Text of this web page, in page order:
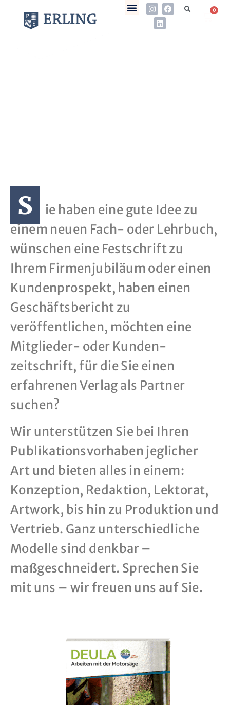
0
S
ie haben eine gute Idee zu
einem neuen Fach- oder Lehrbuch,
wünschen eine Festschrift zu
Ihrem Firmenjubiläum oder einen
Kundenprospekt, haben einen
Geschäfts­bericht zu
veröffentlichen, möchten eine
Mitglieder- oder Kunden­
zeitschrift, für die Sie einen
erfahrenen Verlag als Partner
suchen?
Wir unterstützen Sie bei Ihren
Publikations­vorhaben jeglicher
Art und bieten alles in einem:
Konzeption, Redaktion, Lektorat,
Artwork, bis hin zu Produktion und
Vertrieb. Ganz unterschiedliche
Modelle sind denkbar –
maßgeschneidert. Sprechen Sie
mit uns – wir freuen uns auf Sie.